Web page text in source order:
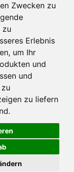
Zwecken zu
zu
Erlebnis
, um Ihr
und
und
zu liefern
.